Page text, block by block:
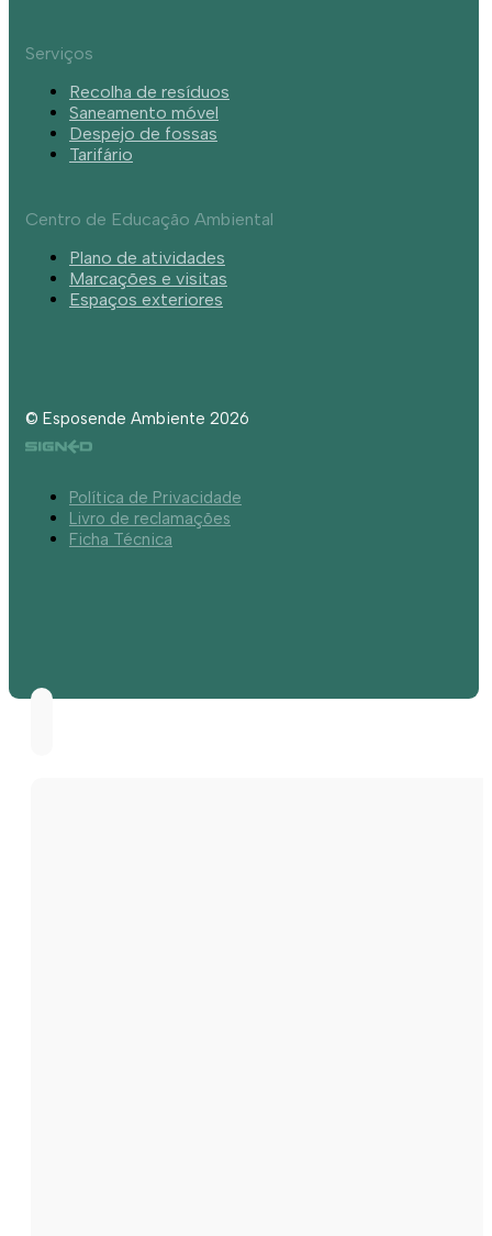
Serviços
Recolha de resíduos
Saneamento móvel
Despejo de fossas
Tarifário
Centro de Educação Ambiental
Plano de atividades
Marcações e visitas
Espaços exteriores
© Esposende Ambiente 2026
Política de Privacidade
Livro de reclamações
Ficha Técnica